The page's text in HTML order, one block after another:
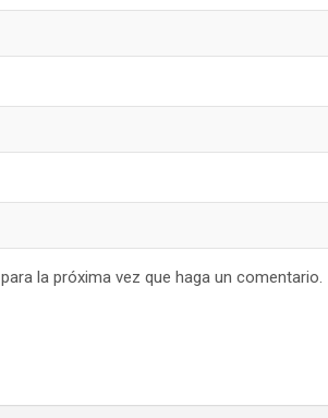
la próxima vez que haga un comentario.